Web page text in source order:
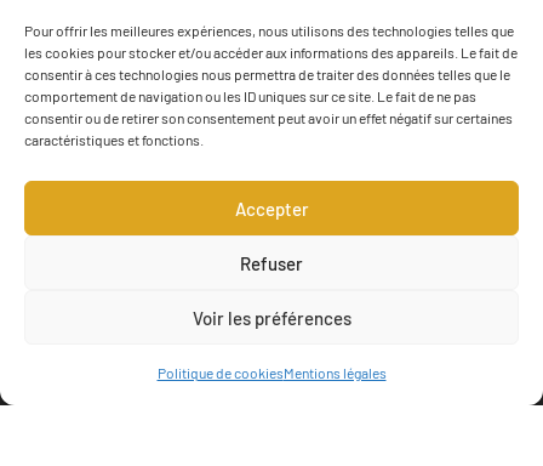
Pour offrir les meilleures expériences, nous utilisons des technologies telles que
les cookies pour stocker et/ou accéder aux informations des appareils. Le fait de
consentir à ces technologies nous permettra de traiter des données telles que le
comportement de navigation ou les ID uniques sur ce site. Le fait de ne pas
consentir ou de retirer son consentement peut avoir un effet négatif sur certaines
caractéristiques et fonctions.
Accepter
Refuser
Voir les préférences
Politique de cookiesMentions légales
SUIVEZ-NOUS